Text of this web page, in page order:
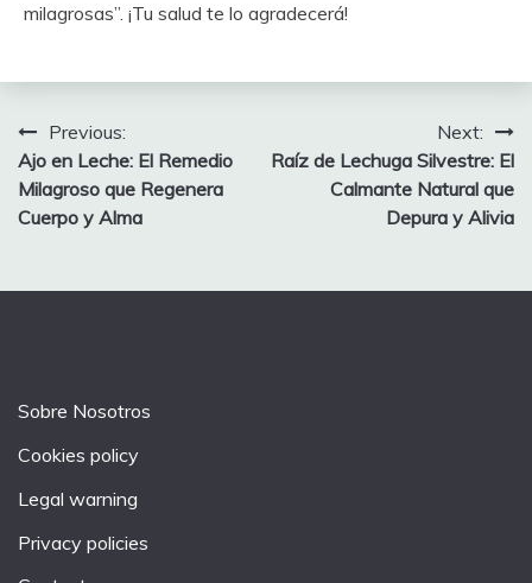
milagrosas”. ¡Tu salud te lo agradecerá!
Post
navigation
Previous:
Ajo en Leche: El Remedio
Milagroso que Regenera
Cuerpo y Alma
Next:
Raíz de Lechuga Silvestre: El
Calmante Natural que
Depura y Alivia
Sobre Nosotros
Cookies policy
Legal warning
Privacy policies